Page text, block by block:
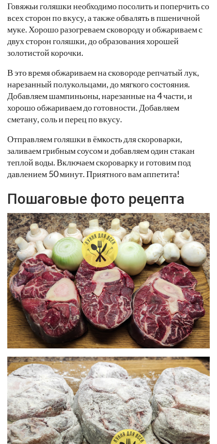
Говяжьи голяшки необходимо посолить и поперчить со
всех сторон по вкусу, а также обвалять в пшеничной
муке. Хорошо разогреваем сковороду и обжариваем с
двух сторон голяшки, до образования хорошей
золотистой корочки.
В это время обжариваем на сковороде репчатый лук,
нарезанный полукольцами, до мягкого состояния.
Добавляем шампиньоны, нарезанные на 4 части, и
хорошо обжариваем до готовности. Добавляем
сметану, соль и перец по вкусу.
Отправляем голяшки в ёмкость для скороварки,
заливаем грибным соусом и добавляем один стакан
теплой воды. Включаем скороварку и готовим под
давлением 50 минут. Приятного вам аппетита!
Пошаговые фото рецепта